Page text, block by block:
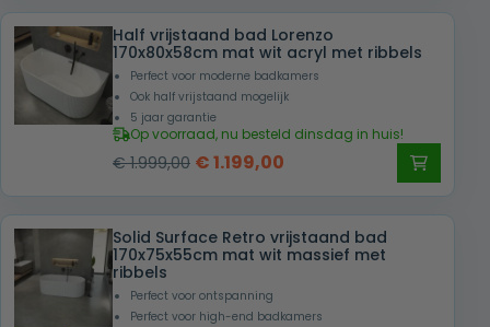
was:
€ 1.649,00.
is:
€ 799,00.
Half vrijstaand bad Lorenzo
170x80x58cm mat wit acryl met ribbels
Perfect voor moderne badkamers
Ook half vrijstaand mogelijk
5 jaar garantie
Op voorraad, nu besteld dinsdag in huis!
€1.999,00 Oorspronkelijke
was:
€ 1.999,00.
€1.199,00
is:
€ 1.199,00.
Solid Surface Retro vrijstaand bad
170x75x55cm mat wit massief met
ribbels
Perfect voor ontspanning
Perfect voor high-end badkamers